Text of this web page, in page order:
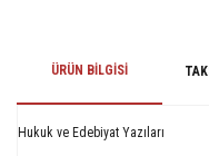
ÜRÜN BILGISI
Hukuk ve Edebiyat Yazıları